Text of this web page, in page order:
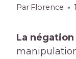
Par Florence
La négation